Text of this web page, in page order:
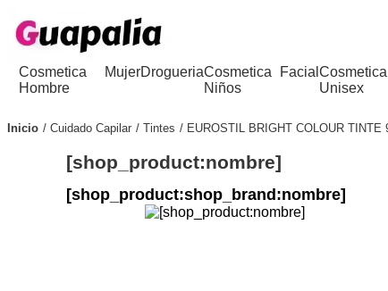
Cosmetica
Hombre
MujerDrogueriaCosmetica
Niños
FacialCosmetica
Unisex
Inicio Cuidado Capilar Tintes EUROSTIL BRIGHT COLOUR TINTE
[shop_product:nombre]
[shop_product:shop_brand:nombre]